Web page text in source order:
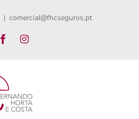
| comercial@fhcseguros.pt
FacebookInstagram